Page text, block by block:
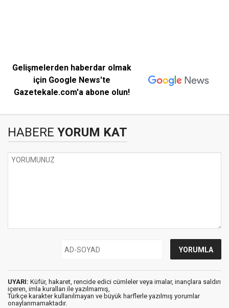
Gelişmelerden haberdar olmak
için Google News'te
Gazetekale.com'a abone olun!
HABERE YORUM KAT
UYARI: Küfür, hakaret, rencide edici cümleler veya imalar, inançlara saldırı
içeren, imla kuralları ile yazılmamış,
Türkçe karakter kullanılmayan ve büyük harflerle yazılmış yorumlar
onaylanmamaktadır.